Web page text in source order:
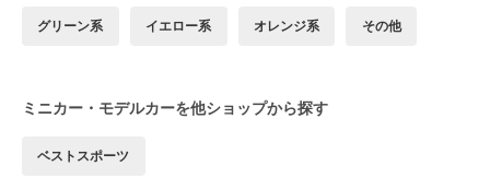
グリーン系 イエロー系 オレンジ系 その他
ミニカー・モデルカーを他ショップから探す
ベストスポーツ